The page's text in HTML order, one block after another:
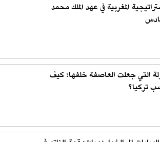
المغربية في عهد الملك محمد
التي جعلت العاصفة خلفها: كيف
تركيا؟